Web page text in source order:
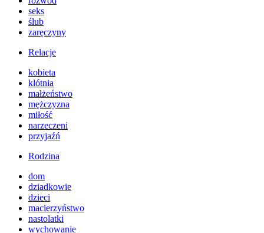
seks
ślub
zaręczyny
Relacje
kobieta
kłótnia
małżeństwo
mężczyzna
miłość
narzeczeni
przyjaźń
Rodzina
dom
dziadkowie
dzieci
macierzyństwo
nastolatki
wychowanie